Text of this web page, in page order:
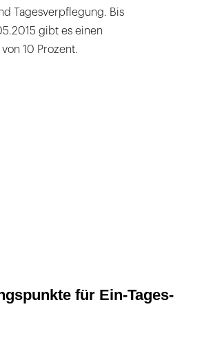
Tagesverpflegung. Bis
gibt es einen
10 Prozent.
für Ein-Tages-